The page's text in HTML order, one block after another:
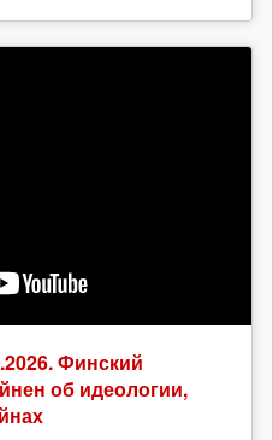
Финский
об идеологии,